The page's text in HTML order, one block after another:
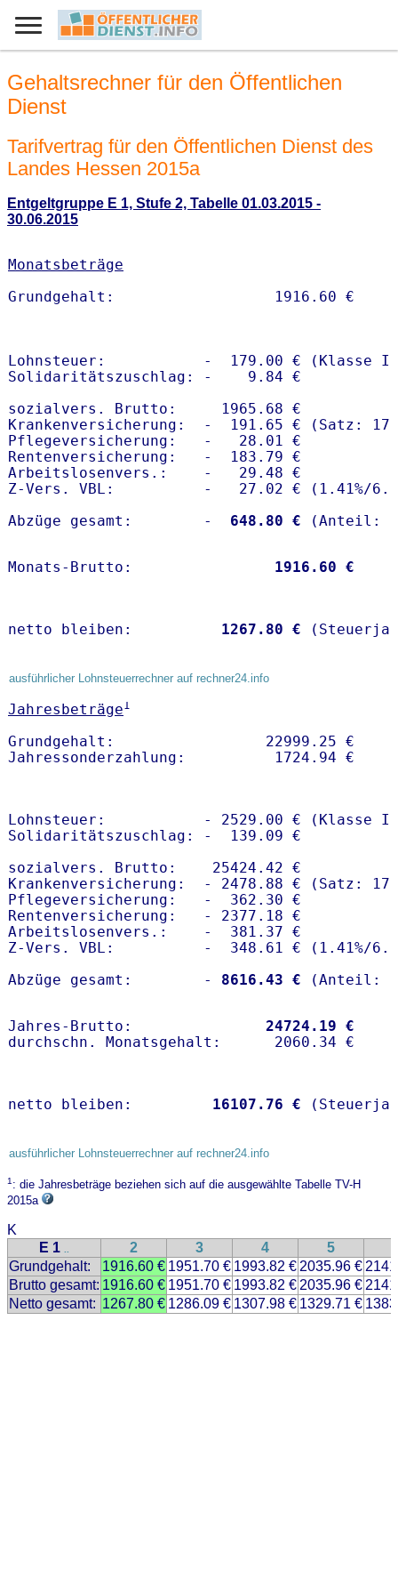
Gehaltsrechner für den Öffentlichen
Dienst
Tarifvertrag für den Öffentlichen Dienst des
Landes Hessen 2015a
Entgeltgruppe E 1, Stufe 2, Tabelle 01.03.2015 -
30.06.2015
Monatsbeträge
Lohnsteuer:           -  179.00 € (Klasse I)
Solidaritätszuschlag: -    9.84 €
sozialvers. Brutto:     1965.68 €
Krankenversicherung:  -  191.65 € (Satz:
Pflegeversicherung:   -   28.01 €
Rentenversicherung:   -  183.79 €
Arbeitslosenvers.:    -   29.48 €
Z-Vers. VBL:          -   27.02 € ( 1.41%/
Abzüge gesamt:        -
  648.80 €
Monats-Brutto: 1916.60 €
netto bleiben: 1267.80 €
ausführlicher Lohnsteuerrechner auf rechner24.info
Jahresbeträge1
Grundgehalt:                 22999.25 €
Lohnsteuer:           - 2529.00 € (Klasse I)
Solidaritätszuschlag: -  139.09 €
sozialvers. Brutto:    25424.42 €
Krankenversicherung:  - 2478.88 € (Satz:
Pflegeversicherung:   -  362.30 €
Rentenversicherung:   - 2377.18 €
Arbeitslosenvers.:    -  381.37 €
Z-Vers. VBL:          -  348.61 € ( 1.41%/
Abzüge gesamt:        -
8616.43 €
Jahres-Brutto: 24724.19 €
netto bleiben: 16107.76 €
ausführlicher Lohnsteuerrechner auf rechner24.info
1: die Jahresbeträge beziehen sich auf die ausgewählte Tabelle TV-H
2015a
K
E 1 .. 2 3 4 5
Grundgehalt:
1916.60 € 1951.70 € 1993.82 € 2035.96 €
Brutto gesamt: 1916.60 € 1951.70 € 1993.82 € 2035.96 €
Netto gesamt: 1267.80 € 1286.09 € 1307.98 € 1329.71 €